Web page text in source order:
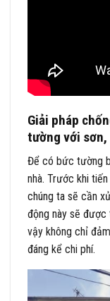
Giải pháp
tường với
Để có bức tường
nhà. Trước khi
chúng ta sẽ cần
động này sẽ được
vậy không chỉ
đáng kể chi phí.